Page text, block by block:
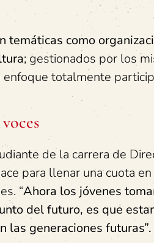
temáticas como
; gestionados por los
enfoque totalmente
de la carrera de
para llenar una cuota
“Ahora los jóvenes
del futuro, es que
las generaciones futuras”.